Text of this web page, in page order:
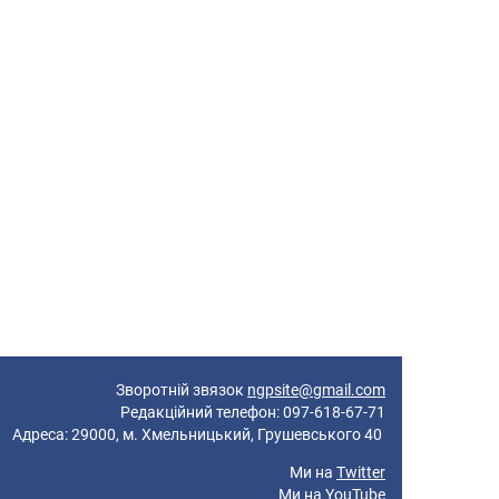
Зворотній звязок ngpsite@gmail.com
Редакційний телефон: 097-618-67-71
29000, м. Хмельницький, Грушевського 40
Ми на Twitter
Ми на YouTube